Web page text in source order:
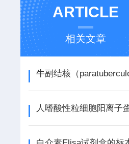
ARTICLE
相关文章